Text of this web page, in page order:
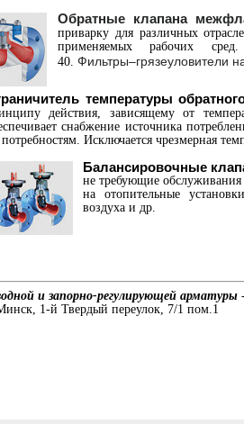
Обратные клапана
приварку для различных
применяемых рабочих
40. Фильтры–грязеуловители
температуры
действия, зависящему от
снабжение источника
Исключается чрезмерная
Балансировочные
не требующие
на отопительные
воздуха и др.
и запорно-регулирующей арматуры
1-й Твердый переулок, 7/1 пом.1